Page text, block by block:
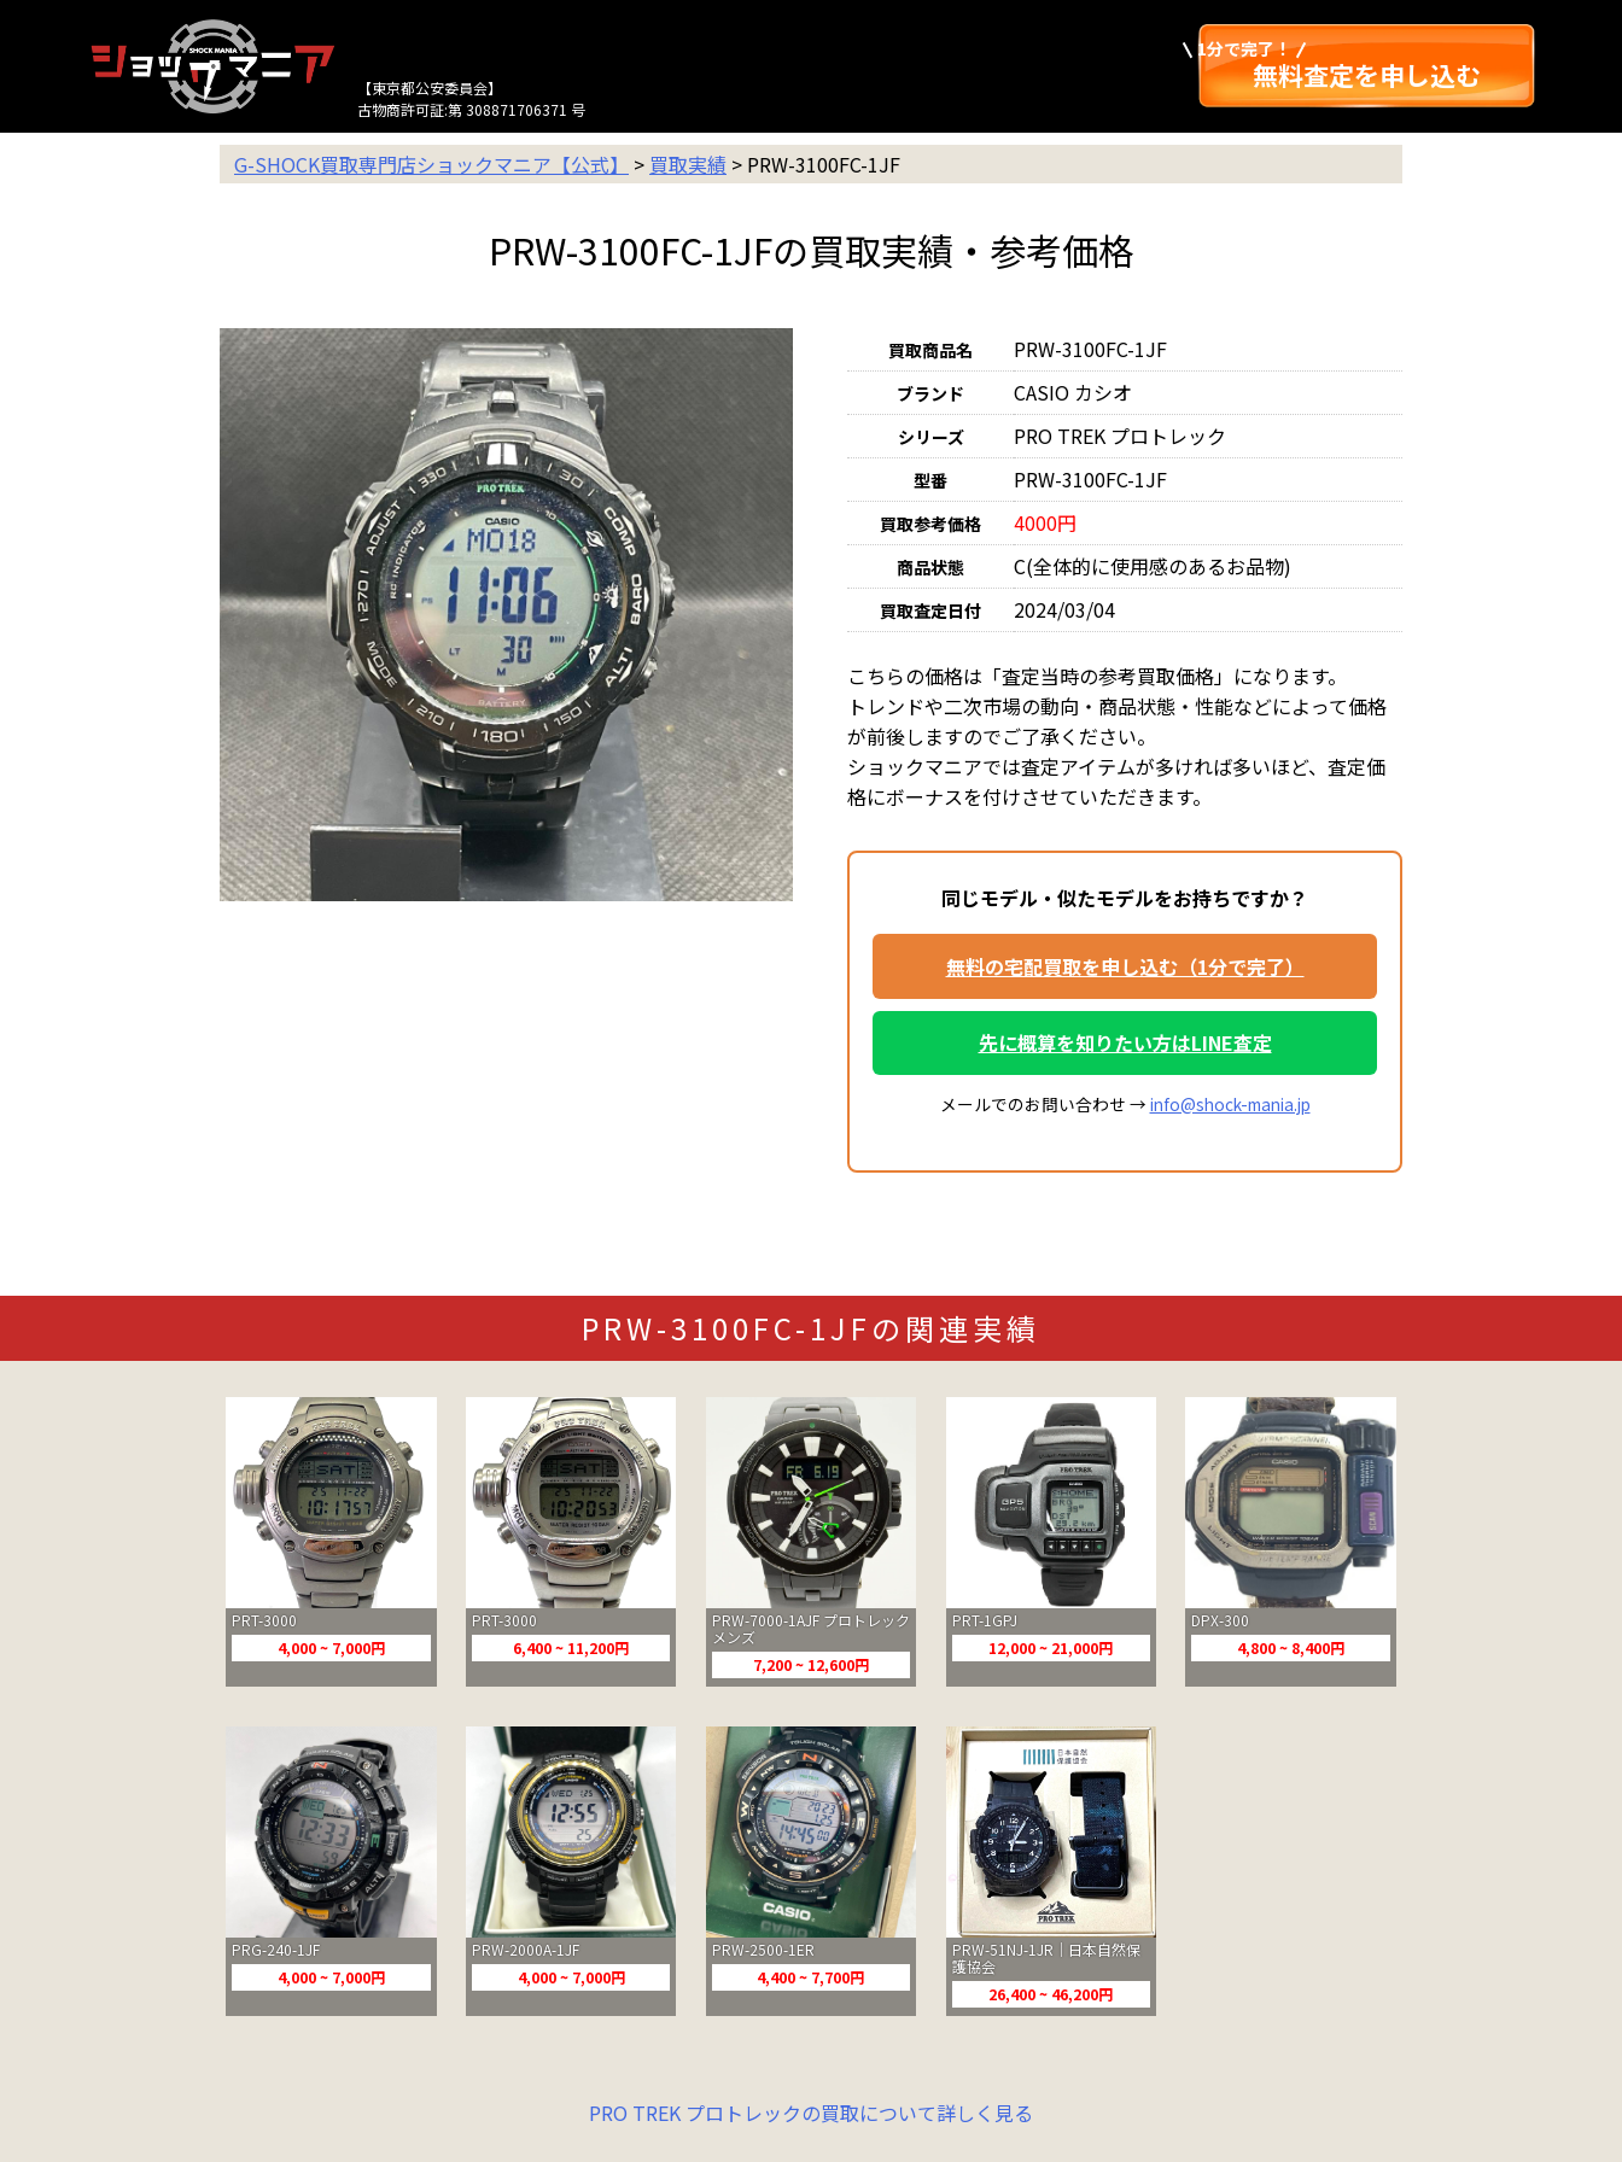
【東京都公安委員会】
古物商許可証:第 308871706371 号
1分で完了！
無料査定を申し込む
G-SHOCK買取専門店ショックマニア【公式】 > 買取実績 > PRW-3100FC-1JF
PRW-3100FC-1JFの買取実績・参考価格
買取商品名 PRW-3100FC-1JF
ブランド CASIO カシオ
シリーズ PRO TREK プロトレック
型番 PRW-3100FC-1JF
買取参考価格 4000円
商品状態 C(全体的に使用感のあるお品物)
買取査定日付 2024/03/04
こちらの価格は「査定当時の参考買取価格」になります。
トレンドや二次市場の動向・商品状態・性能などによって価格
が前後しますのでご了承ください。
ショックマニアでは査定アイテムが多ければ多いほど、査定価
格にボーナスを付けさせていただきます。
同じモデル・似たモデルをお持ちですか？
無料の宅配買取を申し込む（1分で完了）
先に概算を知りたい方はLINE査定
メールでのお問い合わせ → info@shock-mania.jp
PRW-3100FC-1JFの関連実績
PRT-3000
4,000 ~ 7,000円
PRT-3000
6,400 ~ 11,200円
PRW-7000-1AJF プロトレック
メンズ
7,200 ~ 12,600円
PRT-1GPJ
12,000 ~ 21,000円
DPX-300
4,800 ~ 8,400円
PRG-240-1JF
4,000 ~ 7,000円
PRW-2000A-1JF
4,000 ~ 7,000円
PRW-2500-1ER
4,400 ~ 7,700円
PRW-51NJ-1JR｜日本自然保
護協会
26,400 ~ 46,200円
PRO TREK プロトレックの買取について詳しく見る